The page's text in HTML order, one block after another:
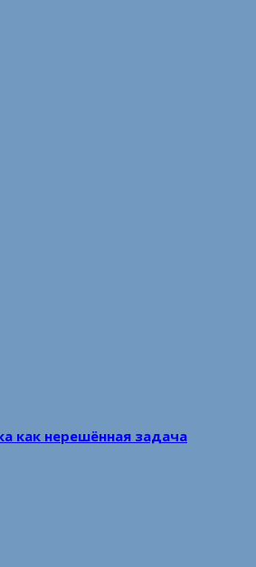
как нерешённая задача